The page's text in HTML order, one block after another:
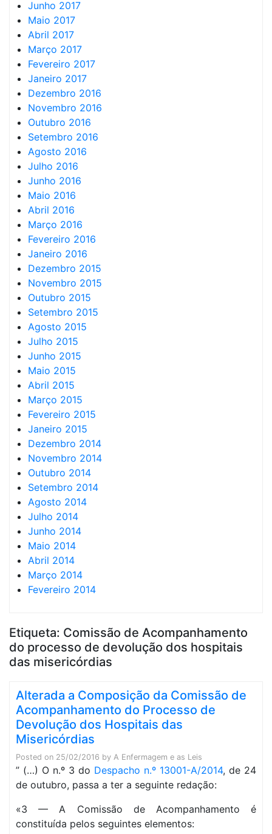
Junho 2017
Maio 2017
Abril 2017
Março 2017
Fevereiro 2017
Janeiro 2017
Dezembro 2016
Novembro 2016
Outubro 2016
Setembro 2016
Agosto 2016
Julho 2016
Junho 2016
Maio 2016
Abril 2016
Março 2016
Fevereiro 2016
Janeiro 2016
Dezembro 2015
Novembro 2015
Outubro 2015
Setembro 2015
Agosto 2015
Julho 2015
Junho 2015
Maio 2015
Abril 2015
Março 2015
Fevereiro 2015
Janeiro 2015
Dezembro 2014
Novembro 2014
Outubro 2014
Setembro 2014
Agosto 2014
Julho 2014
Junho 2014
Maio 2014
Abril 2014
Março 2014
Fevereiro 2014
Etiqueta: Comissão de Acompanhamento
do processo de devolução dos hospitais
das misericórdias
Alterada a Composição da Comissão de
Acompanhamento do Processo de
Devolução dos Hospitais das
Misericórdias
Posted on 25/02/2016 by A Enfermagem e as Leis
” (…) O n.º 3 do Despacho n.º 13001-A/2014, de 24
de outubro, passa a ter a seguinte redação:
«3 — A Comissão de Acompanhamento é
constituída pelos seguintes elementos: